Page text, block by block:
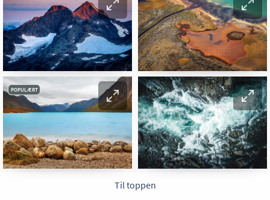
POPULÆRT
Til toppen